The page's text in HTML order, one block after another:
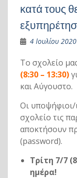
κατά τους
4 Ιουλίου 2020
Το σχολείο
(8:30 – 13:30)
και Αύγουστο.
Οι
σχολείο τις
αποκτήσουν
(password).
Τρίτη 7/7
ημέρα!